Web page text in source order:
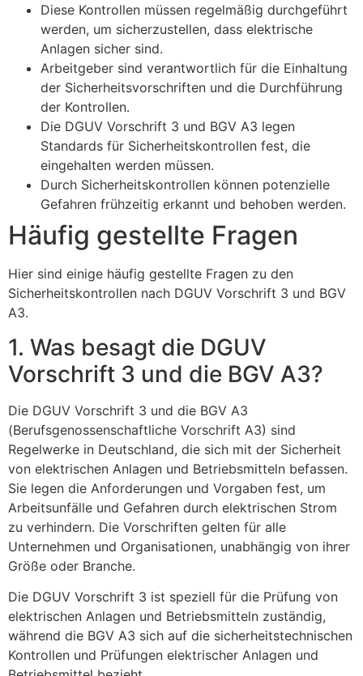
Diese Kontrollen müssen regelmäßig durchgeführt
werden, um sicherzustellen, dass elektrische
Anlagen sicher sind.
Arbeitgeber sind verantwortlich für die Einhaltung
der Sicherheitsvorschriften und die Durchführung
der Kontrollen.
Die DGUV Vorschrift 3 und BGV A3 legen
Standards für Sicherheitskontrollen fest, die
eingehalten werden müssen.
Durch Sicherheitskontrollen können potenzielle
Gefahren frühzeitig erkannt und behoben werden.
Häufig gestellte Fragen
Hier sind einige häufig gestellte Fragen zu den
Sicherheitskontrollen nach DGUV Vorschrift 3 und BGV
A3.
1. Was besagt die DGUV
Vorschrift 3 und die BGV A3?
Die DGUV Vorschrift 3 und die BGV A3
(Berufsgenossenschaftliche Vorschrift A3) sind
Regelwerke in Deutschland, die sich mit der Sicherheit
von elektrischen Anlagen und Betriebsmitteln befassen.
Sie legen die Anforderungen und Vorgaben fest, um
Arbeitsunfälle und Gefahren durch elektrischen Strom
zu verhindern. Die Vorschriften gelten für alle
Unternehmen und Organisationen, unabhängig von ihrer
Größe oder Branche.
Die DGUV Vorschrift 3 ist speziell für die Prüfung von
elektrischen Anlagen und Betriebsmitteln zuständig,
während die BGV A3 sich auf die sicherheitstechnischen
Kontrollen und Prüfungen elektrischer Anlagen und